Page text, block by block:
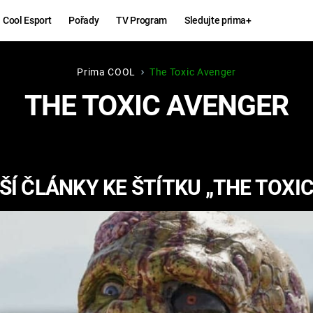
Cool Esport Pořady TV Program Sledujte prima+
Hry
KINGDOM
COME:
DELIVERANCE
ESPORT
Zábava
CHUCK
NORRIS
Prima COOL The Toxic Avenger
THE TOXIC AVENGER
ČLÁNKY KE ŠTÍTKU „THE